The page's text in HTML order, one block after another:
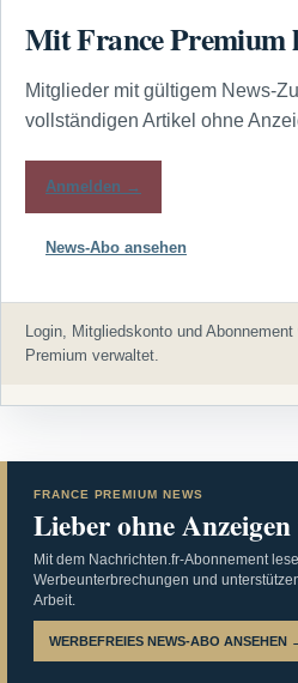
Mit France Premium
Mitglieder mit gültigem News-
vollständigen Artikel ohne
Anmelden →
News-Abo ansehen
Login, Mitgliedskonto und
Premium verwaltet.
FRANCE PREMIUM NEWS
Lieber ohne Anzeigen
Mit dem Nachrichten.fr-Abonnement
Werbeunterbrechungen und
Arbeit.
WERBEFREIES NEWS-ABO ANSEHEN